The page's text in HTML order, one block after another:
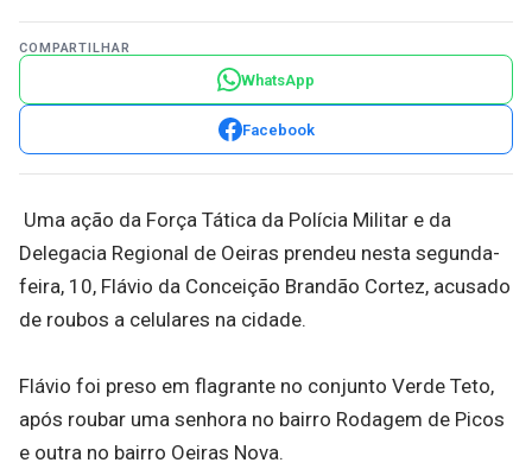
COMPARTILHAR
WhatsApp
Facebook
Uma ação da Força Tática da Polícia Militar e da
Delegacia Regional de Oeiras prendeu nesta segunda-
feira, 10, Flávio da Conceição Brandão Cortez, acusado
de roubos a celulares na cidade.
Flávio foi preso em flagrante no conjunto Verde Teto,
após roubar uma senhora no bairro Rodagem de Picos
e outra no bairro Oeiras Nova.